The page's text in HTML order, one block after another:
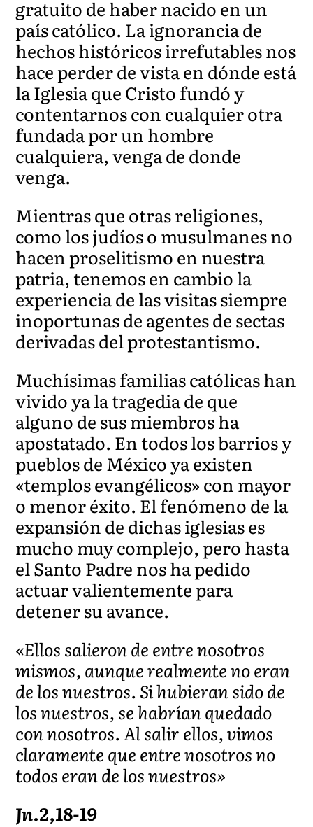
gratuito de haber nacido en un
país católico. La ignorancia de
hechos históricos irrefutables nos
hace perder de vista en dónde está
la Iglesia que Cristo fundó y
contentarnos con cualquier otra
fundada por un hombre
cualquiera, venga de donde
venga.
Mientras que otras religiones,
como los judíos o musulmanes no
hacen proselitismo en nuestra
patria, tenemos en cambio la
experiencia de las visitas siempre
inoportunas de agentes de sectas
derivadas del protestantismo.
Muchísimas familias católicas han
vivido ya la tragedia de que
alguno de sus miembros ha
apostatado. En todos los barrios y
pueblos de México ya existen
«templos evangélicos» con mayor
o menor éxito. El fenómeno de la
expansión de dichas iglesias es
mucho muy complejo, pero hasta
el Santo Padre nos ha pedido
actuar valientemente para
detener su avance.
«Ellos salieron de entre nosotros
mismos, aunque realmente no eran
de los nuestros. Si hubieran sido de
los nuestros, se habrían quedado
con nosotros. Al salir ellos, vimos
claramente que entre nosotros no
todos eran de los nuestros»
Jn.2,18-19